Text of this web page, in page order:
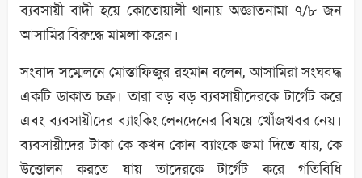
ব্যবসায়ী বাদী হয়ে কোতোয়ালী থানায় অজ্ঞাতনামা ৭/৮ জন
আসামির বিরুদ্ধে মামলা করেন।
সংবাদ সম্মেলনে মোস্তাফিজুর রহমান বলেন, আসামিরা সংঘবদ্ধ
একটি ডাকাত চক্র। তারা বড় বড় ব্যবসায়ীদেরকে টার্গেট করে
এবং ব্যবসায়ীদের ব্যাংকিং লেনদেনের বিষয়ে খোঁজখবর নেয়।
ব্যবসায়ীদের টাকা কে কখন কোন ব্যাংকে জমা দিতে যায়, কে
উত্তোলন করতে যায় তাদেরকে টার্গেট করে গতিবিধি